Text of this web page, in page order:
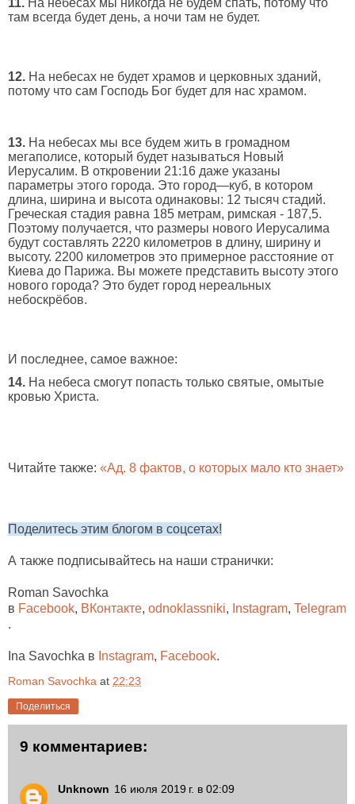
11. На небесах мы никогда не будем спать, потому что
там всегда будет день, а ночи там не будет.
12. На небесах не будет храмов и церковных зданий,
потому что сам Господь Бог будет для нас храмом.
13. На небесах мы все будем жить в громадном
мегаполисе, который будет называться Новый
Иерусалим. В откровении 21:16 даже указаны
параметры этого города. Это город—куб, в котором
длина, ширина и высота одинаковы: 12 тысяч стадий.
Греческая стадия равна 185 метрам, римская - 187,5.
Поэтому получается, что размеры нового Иерусалима
будут составлять 2220 километров в длину, ширину и
высоту. 2200 километров это примерное расстояние от
Киева до Парижа. Вы можете представить высоту этого
нового города? Это будет город нереальных
небоскрёбов.
И последнее, самое важное:
14. На небеса смогут попасть только святые, омытые
кровью Христа.
Читайте также: «Ад. 8 фактов, о которых мало кто знает»
Поделитесь этим блогом в соцсетах!
А также подписывайтесь на наши странички:
Roman Savochka
в Facebook, ВКонтакте, odnoklassniki, Instagram, Telegram
.
Ina Savochka в Instagram, Facebook.
Roman Savochka at 22:23
Поделиться
9 комментариев:
Unknown 16 июля 2019 г. в 02:09